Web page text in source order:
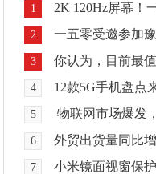
1 2K 120Hz屏幕！
2 一五零受邀参加
3 你认为，目前最
4 12款5G手机盘点
5 物联网市场爆发
6 外贸出货量同比
7 小米镜面视窗保